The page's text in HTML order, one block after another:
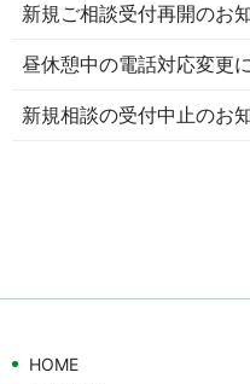
新規ご相談受付再開のお
昼休憩中の電話対応変更
新規相談の受付中止のお
HOME